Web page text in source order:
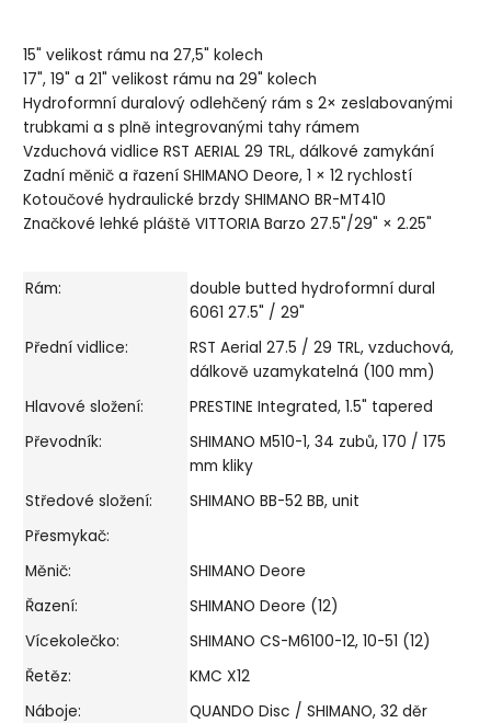
15" velikost rámu na 27,5" kolech
17", 19" a 21" velikost rámu na 29" kolech
Hydroformní duralový odlehčený rám s 2× zeslabovanými
trubkami a s plně integrovanými tahy rámem
Vzduchová vidlice RST AERIAL 29 TRL, dálkové zamykání
Zadní měnič a řazení SHIMANO Deore, 1 × 12 rychlostí
Kotoučové hydraulické brzdy SHIMANO BR-MT410
Značkové lehké pláště VITTORIA Barzo 27.5"/29" × 2.25"
Rám:
double butted hydroformní dural
6061 27.5" / 29"
Přední vidlice:
RST Aerial 27.5 / 29 TRL, vzduchová,
dálkově uzamykatelná (100 mm)
Hlavové složení:
PRESTINE Integrated, 1.5" tapered
Převodník:
SHIMANO M510-1, 34 zubů, 170 / 175
mm kliky
Středové složení:
SHIMANO BB-52 BB, unit
Přesmykač:
Měnič:
SHIMANO Deore
Řazení:
SHIMANO Deore (12)
Vícekolečko:
SHIMANO CS-M6100-12, 10-51 (12)
Řetěz:
KMC X12
Náboje:
QUANDO Disc / SHIMANO, 32 děr